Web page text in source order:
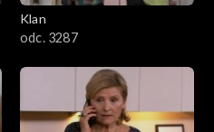
Klan
odc. 3287